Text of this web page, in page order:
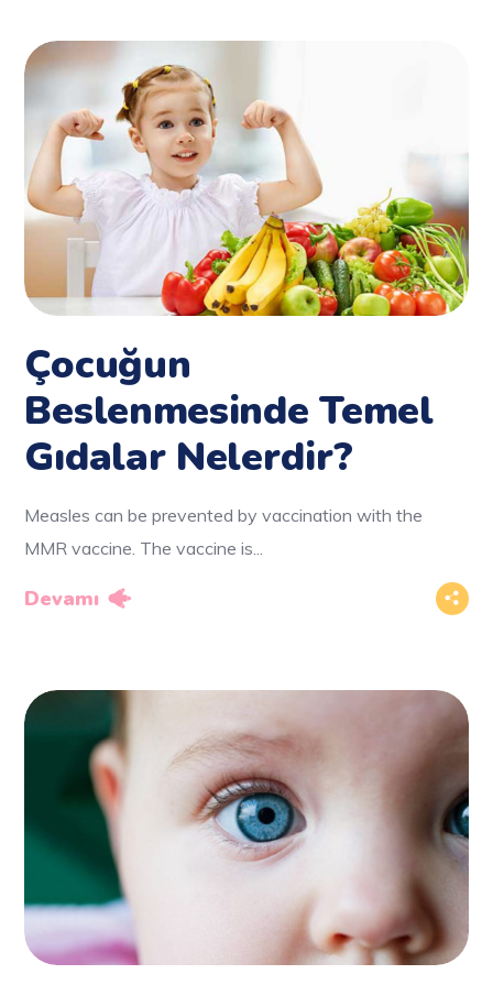
Çocuğun
Beslenmesinde Temel
Gıdalar Nelerdir?
Measles can be prevented by vaccination with the
MMR vaccine. The vaccine is...
Devamı